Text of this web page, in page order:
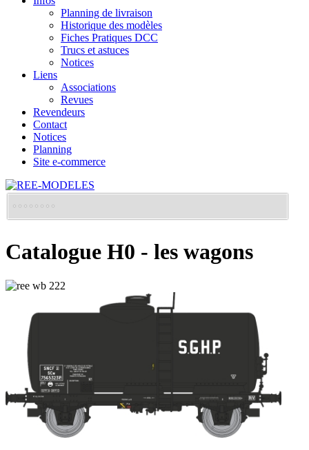
Planning de livraison
Historique des modèles
Fiches Pratiques DCC
Trucs et astuces
Notices
Liens
Associations
Revues
Revendeurs
Contact
Notices
Planning
Site e-commerce
Catalogue H0 - les wagons